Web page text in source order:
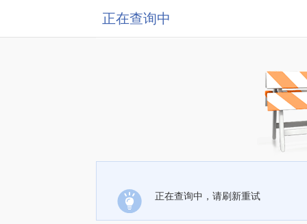
正在查询中
正在查询中，请刷新重试